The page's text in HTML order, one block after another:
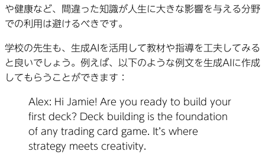
や健康など、間違った知識が人生に大きな影響を与える分野
での利用は避けるべきです。
学校の先生も、生成AIを活用して教材や指導を工夫してみる
と良いでしょう。例えば、以下のような例文を生成AIに作成
してもらうことができます：
Alex: Hi Jamie! Are you ready to build your
first deck? Deck building is the foundation
of any trading card game. It’s where
strategy meets creativity.